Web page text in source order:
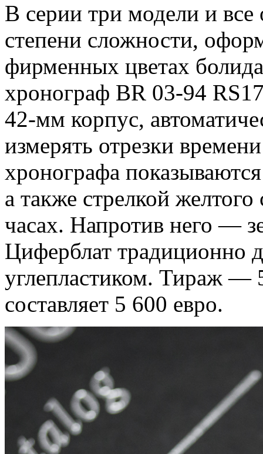
В серии три модели и
степени сложности,
фирменных цветах
хронограф BR 03-94
42-мм корпус,
измерять отрезки
хронографа
а также стрелкой
часах. Напротив него —
Циферблат традиционно
углепластиком. Тираж —
составляет 5 600 евро.